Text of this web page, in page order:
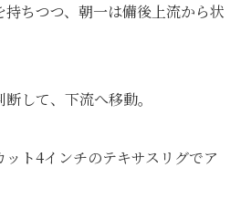
ちつつ、朝一は備後上流から状
して、下流へ移動。
ト4インチのテキサスリグでア